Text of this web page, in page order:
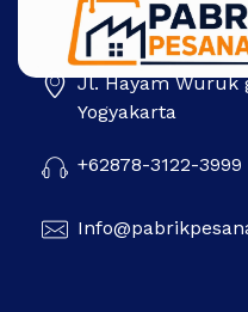
Pabrik Pesanan Tas Jl. Hayam Wuruk
Yogyakarta
+62878-3122-3999